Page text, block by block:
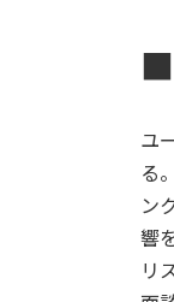
■
ユ
る
ン
響
リ